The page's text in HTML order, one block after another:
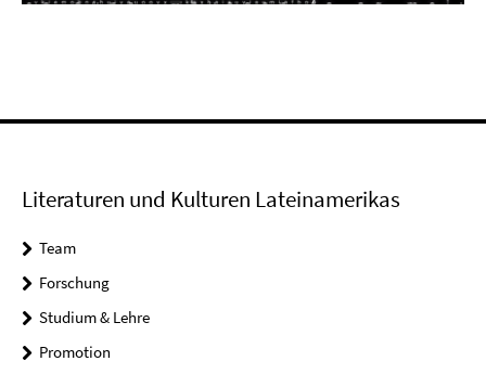
Literaturen und Kulturen Lateinamerikas
Team
Forschung
Studium & Lehre
Promotion